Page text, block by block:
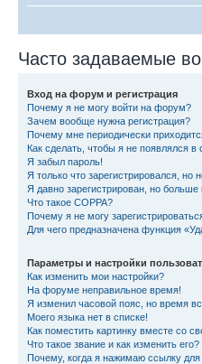
Часто задаваемые
Вход на форум и регистрация
Почему я не могу войти на форум?
Зачем вообще нужна регистрация?
Почему мне периодически
Как сделать, чтобы я не появлялся в
Я забыл пароль!
Я только что зарегистрировался, но
Я давно зарегистрирован, но больше
Что такое COPPA?
Почему я не могу
Для чего предназначена функция
Параметры и настройки
Как изменить мои настройки?
На форуме неправильное время!
Я изменил часовой пояс, но время
Моего языка нет в списке!
Как поместить картинку вместе со
Что такое звание и как изменить его?
Почему, когда я нажимаю ссылку для